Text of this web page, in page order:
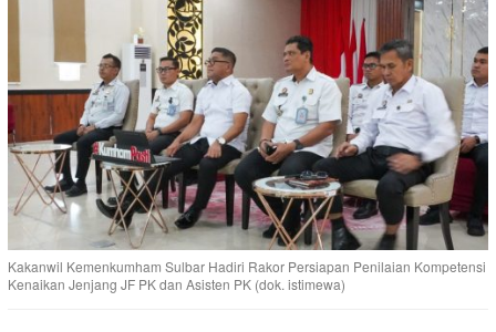
Kakanwil Kemenkumham Sulbar Hadiri Rakor Persiapan Penilaian Kompetensi
Kenaikan Jenjang JF PK dan Asisten PK (dok. istimewa)